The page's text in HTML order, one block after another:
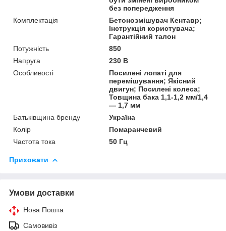
без попередження
Комплектація
Бетонозмішувач Кентавр;
Інструкція користувача;
Гарантійний талон
Потужність
850
Напруга
230 В
Особливості
Посилені лопаті для
перемішування; Якісний
двигун; Посилені колеса;
Товщина бака 1,1-1,2 мм/1,4
— 1,7 мм
Батьківщина бренду
Україна
Колір
Помаранчевий
Частота тока
50 Гц
Приховати
Умови доставки
Нова Пошта
Самовивіз